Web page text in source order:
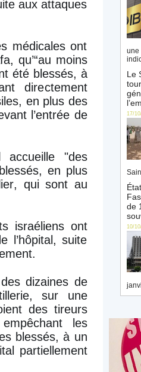
aux attaques
médicales ont
qu’“au moins
été blessés, à
directement
en plus des
l’entrée de
accueille "des
en plus
qui sont au
israéliens ont
l’hôpital, suite
dizaines de
sur une
des tireurs
les
blessés, à un
partiellement
Le
17/
de
10/